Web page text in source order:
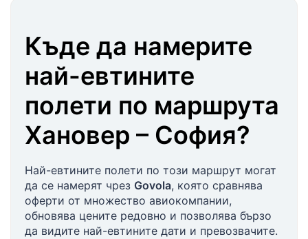
Къде да намерите
най-евтините
полети по маршрута
Хановер – София?
Най-евтините полети по този маршрут могат
да се намерят чрез Govola, която сравнява
оферти от множество авиокомпании,
обновява цените редовно и позволява бързо
да видите най-евтините дати и превозвачите.